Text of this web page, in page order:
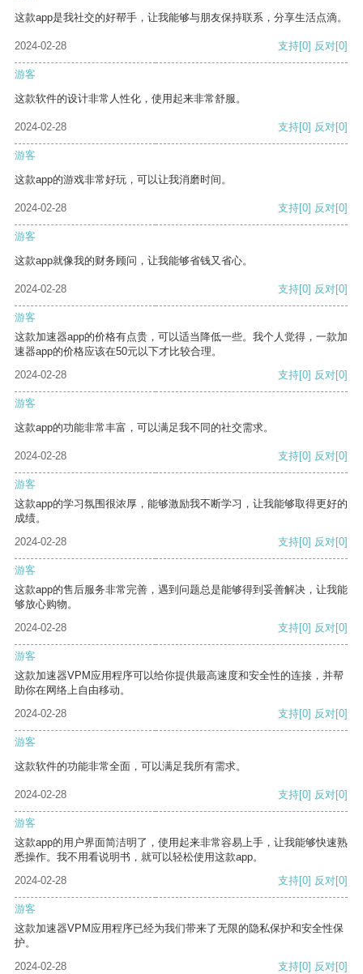
这款app是我社交的好帮手，让我能够与朋友保持联系，分享生活点滴。
2024-02-28 支持[0] 反对[0]
游客
这款软件的设计非常人性化，使用起来非常舒服。
2024-02-28 支持[0] 反对[0]
游客
这款app的游戏非常好玩，可以让我消磨时间。
2024-02-28 支持[0] 反对[0]
游客
这款app就像我的财务顾问，让我能够省钱又省心。
2024-02-28 支持[0] 反对[0]
游客
这款加速器app的价格有点贵，可以适当降低一些。我个人觉得，一款加
速器app的价格应该在50元以下才比较合理。
2024-02-28
支持[0] 反对[0]
游客
这款app的功能非常丰富，可以满足我不同的社交需求。
2024-02-28 支持[0] 反对[0]
游客
这款app的学习氛围很浓厚，能够激励我不断学习，让我能够取得更好的
成绩。
2024-02-28
支持[0] 反对[0]
游客
这款app的售后服务非常完善，遇到问题总是能够得到妥善解决，让我能
够放心购物。
2024-02-28
支持[0] 反对[0]
游客
这款加速器VPM应用程序可以给你提供最高速度和安全性的连接，并帮
助你在网络上自由移动。
2024-02-28
支持[0] 反对[0]
游客
这款软件的功能非常全面，可以满足我所有需求。
2024-02-28 支持[0] 反对[0]
游客
这款app的用户界面简洁明了，使用起来非常容易上手，让我能够快速熟
悉操作。我不用看说明书，就可以轻松使用这款app。
2024-02-28
支持[0] 反对[0]
游客
这款加速器VPM应用程序已经为我们带来了无限的隐私保护和安全性保
护。
2024-02-28
支持[0] 反对[0]